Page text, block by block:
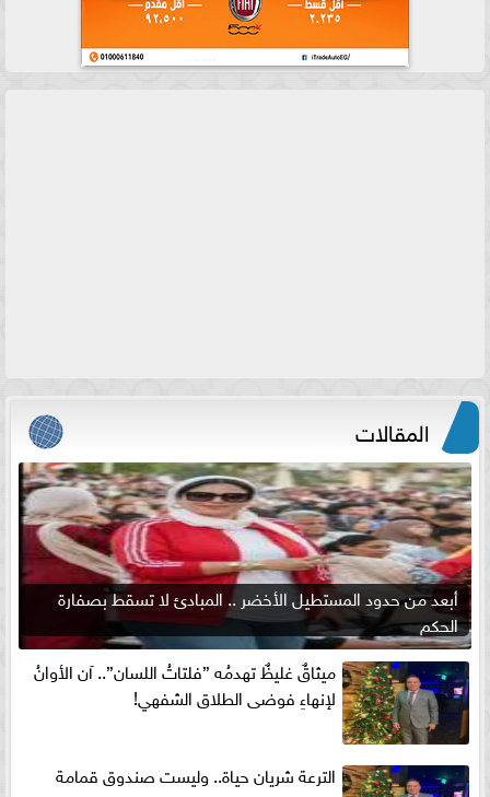
المقالات
أبعد من حدود المستطيل الأخضر .. المبادئ لا تسقط بصفارة
الحكم
ميثاقٌ غليظٌ تهدمُه ”فلتاتُ اللسان”.. آن الأوانُ
لإنهاءِ فوضى الطلاق الشفهي!
الترعة شريان حياة.. وليست صندوق قمامة